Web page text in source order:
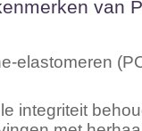
van
elastomeren
integriteit